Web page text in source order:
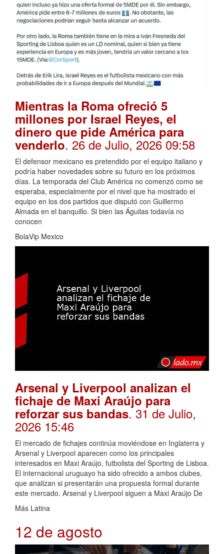
Mientras la Roma ofreció 5
millones por Israel Reyes, el
dinero que pide América para
venderlo. 26 de Julio, 2026 09:58
El defensor mexicano es pretendido por el equipo italiano y
podría haber novedades sobre su futuro en los próximos
días. La temporada del Club América no comenzó como se
esperaba, especialmente por el nivel que ha mostrado el
equipo en los dos partidos que disputó con Guillermo
Almada en el banquillo. Si bien las Águilas todavía no
conocen
BolaVip Mexico
Arsenal y Liverpool analizan el
fichaje de Maxi Araújo para
reforzar sus bandas. 31 de Julio,
2026 15:46
El mercado de fichajes continúa moviéndose en Inglaterra y
Arsenal y Liverpool aparecen como los principales
interesados en Maxi Araújo, futbolista del Sporting de Lisboa.
El internacional uruguayo ha sido ofrecido a ambos clubes,
que analizan si presentarán una propuesta formal durante
este mercado. Arsenal y Liverpool siguen a Maxi Araújo De
Más Latina
12 de agosto